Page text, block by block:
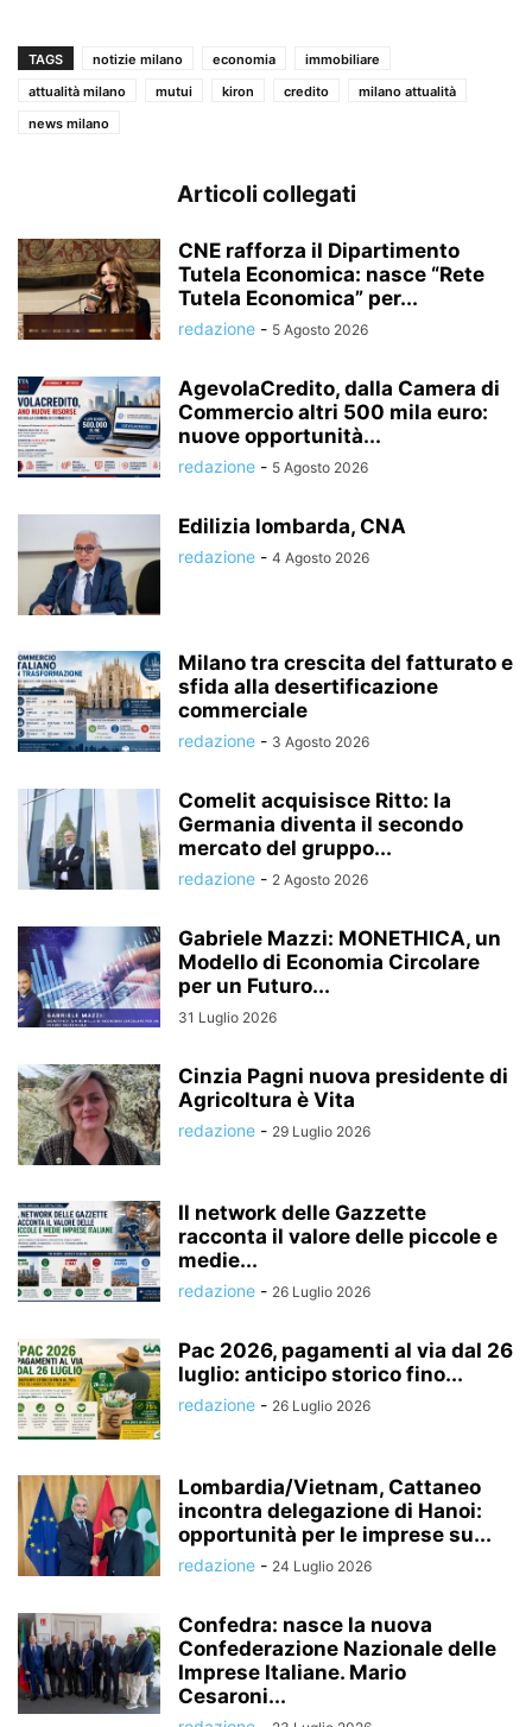
TAGS notizie milano economia
immobiliare
attualità milano
mutui kiron credito
milano attualità
news milano
Articoli collegati
CNE rafforza il Dipartimento
Tutela Economica: nasce “Rete
Tutela Economica” per...
redazione - 5 Agosto 2026
AgevolaCredito, dalla Camera di
Commercio altri 500 mila euro:
nuove opportunità...
redazione - 5 Agosto 2026
Edilizia lombarda, CNA
redazione - 4 Agosto 2026
Milano tra crescita del fatturato e
sfida alla desertificazione
commerciale
redazione - 3 Agosto 2026
Comelit acquisisce Ritto: la
Germania diventa il secondo
mercato del gruppo...
redazione - 2 Agosto 2026
Gabriele Mazzi: MONETHICA, un
Modello di Economia Circolare
per un Futuro...
31 Luglio 2026
Cinzia Pagni nuova presidente di
Agricoltura è Vita
redazione - 29 Luglio 2026
Il network delle Gazzette
racconta il valore delle piccole e
medie...
redazione - 26 Luglio 2026
Pac 2026, pagamenti al via dal 26
luglio: anticipo storico fino...
redazione - 26 Luglio 2026
Lombardia/Vietnam, Cattaneo
incontra delegazione di Hanoi:
opportunità per le imprese su...
redazione - 24 Luglio 2026
Confedra: nasce la nuova
Confederazione Nazionale delle
Imprese Italiane. Mario
Cesaroni...